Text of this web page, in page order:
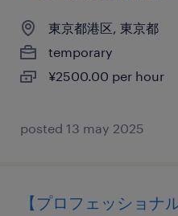
東京都港区, 東京都
temporary
¥2500.00 per hour
posted 13 may 2025
【プロフェッショ